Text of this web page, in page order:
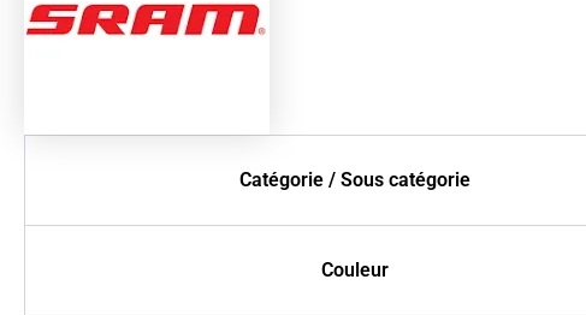
Catégorie / Sous catégorie
Couleur